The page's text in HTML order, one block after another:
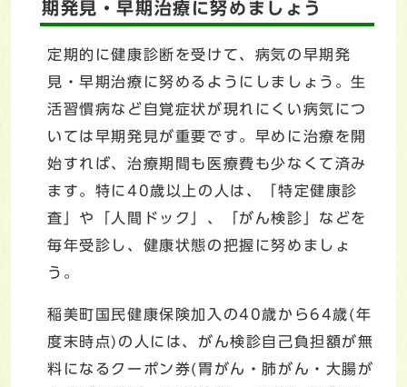
期発見・早期治療に努めましょう
定期的に健康診断を受けて、病気の早期発
見・早期治療に努めるようにしましょう。生
活習慣病など自覚症状が現れにくい病気につ
いては早期発見が重要です。早めに治療を開
始すれば、治療期間も医療費も少なくて済み
ます。特に40歳以上の人は、「特定健康診
査」や「人間ドック」、「がん検診」などを
毎年受診し、健康状態の把握に努めましょ
う。
稲美町国民健康保険加入の40歳から64歳(年
度末時点)の人には、がん検診自己負担額が無
料になるクーポン券(胃がん・肺がん・大腸が